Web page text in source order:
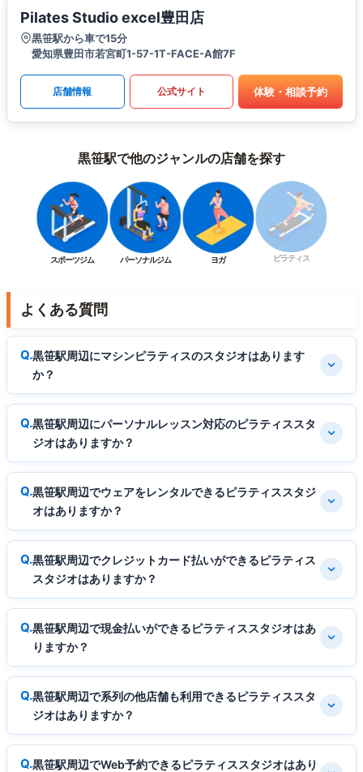
Pilates Studio excel豊田店
黒笹駅から車で15分
愛知県豊田市若宮町1-57-1T-FACE-A館7F
店舗情報 公式サイト 体験・相談予約
黒笹駅で他のジャンルの店舗を探す
スポーツジム パーソナルジム ヨガ ピラティス
よくある質問
黒笹駅周辺にマシンピラティスのスタジオはあります
か？
黒笹駅周辺にパーソナルレッスン対応のピラティススタ
ジオはありますか？
黒笹駅周辺でウェアをレンタルできるピラティススタジ
オはありますか？
黒笹駅周辺でクレジットカード払いができるピラティス
スタジオはありますか？
黒笹駅周辺で現金払いができるピラティススタジオはあ
りますか？
黒笹駅周辺で系列の他店舗も利用できるピラティススタ
ジオはありますか？
黒笹駅周辺でWeb予約できるピラティススタジオはあり